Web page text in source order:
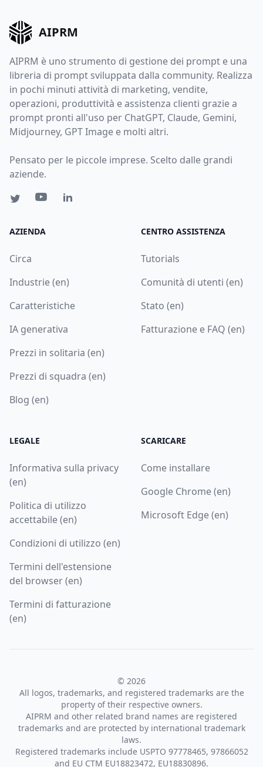
AIPRM
AIPRM è uno strumento di gestione dei prompt e una
libreria di prompt sviluppata dalla community. Realizza
in pochi minuti attività di marketing, vendite,
operazioni, produttività e assistenza clienti grazie a
prompt pronti all'uso per ChatGPT, Claude, Gemini,
Midjourney, GPT Image e molti altri.
Pensato per le piccole imprese. Scelto dalle grandi
aziende.
AZIENDA
Circa
Industrie (en)
Caratteristiche
IA generativa
Prezzi in solitaria (en)
Prezzi di squadra (en)
Blog (en)
CENTRO ASSISTENZA
Tutorials
Comunità di utenti (en)
Stato (en)
Fatturazione e FAQ (en)
LEGALE
Informativa sulla privacy
(en)
Politica di utilizzo
accettabile (en)
Condizioni di utilizzo (en)
Termini dell'estensione
del browser (en)
Termini di fatturazione
(en)
SCARICARE
Come installare
Google Chrome (en)
Microsoft Edge (en)
© 2026
All logos, trademarks, and registered trademarks are the
property of their respective owners.
AIPRM and other related brand names are registered
trademarks and are protected by international trademark
laws.
Registered trademarks include USPTO 97778465, 97866052
and EU CTM EU18823472, EU18830896.